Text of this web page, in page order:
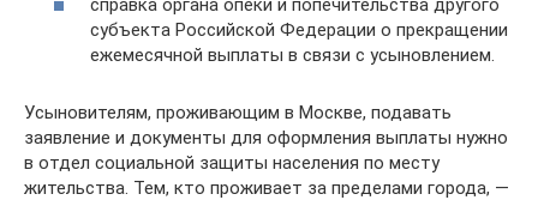
справка органа опеки и попечительства другого
субъекта Российской Федерации о прекращении
ежемесячной выплаты в связи с усыновлением.
Усыновителям, проживающим в Москве, подавать
заявление и документы для оформления выплаты нужно
в отдел социальной защиты населения по месту
жительства. Тем, кто проживает за пределами города, —